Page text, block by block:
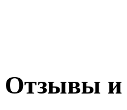
Отзывы и